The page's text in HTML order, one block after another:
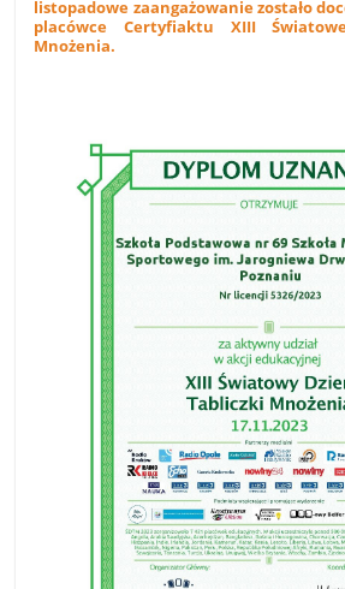
listopadowe zaangażowanie zostało
placówce Certyfiaktu XIII
Mnożenia.